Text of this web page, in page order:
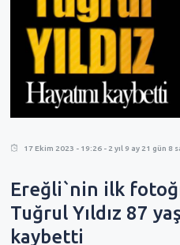
17 Ekim 2023 - 19:26 - 2 yıl 9 ay 21 gün 8
Ereğli`nin ilk
Tuğrul Yıldız 87
kaybetti